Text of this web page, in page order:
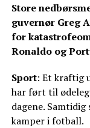
Store
guvernør Greg
for
Ronaldo og
Sport: Et kraftig
har ført til
dagene.
kamper i fotball.